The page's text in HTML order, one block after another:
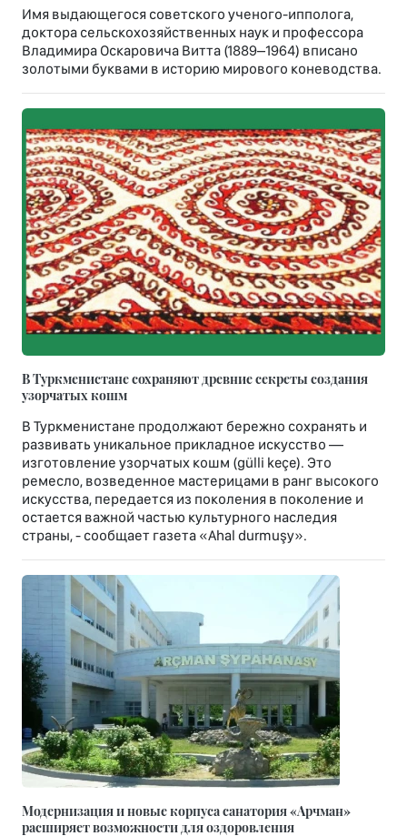
Имя выдающегося советского ученого-ипполога,
доктора сельскохозяйственных наук и профессора
Владимира Оскаровича Витта (1889–1964) вписано
золотыми буквами в историю мирового коневодства.
В Туркменистане сохраняют древние секреты создания
узорчатых кошм
В Туркменистане продолжают бережно сохранять и
развивать уникальное прикладное искусство —
изготовление узорчатых кошм (gülli keçe). Это
ремесло, возведенное мастерицами в ранг высокого
искусства, передается из поколения в поколение и
остается важной частью культурного наследия
страны, - сообщает газета «Ahal durmuşy».
Модернизация и новые корпуса санатория «Арчман»
расширяет возможности для оздоровления